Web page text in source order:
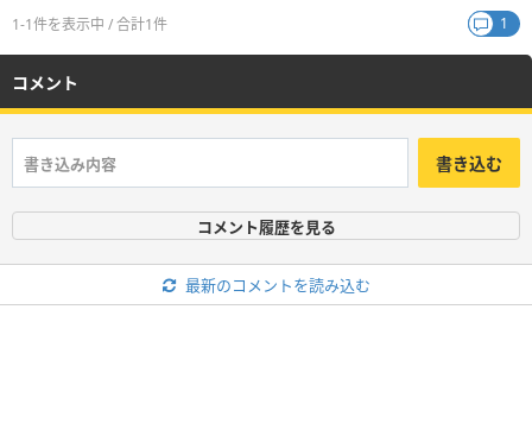
1-1件を表示中 / 合計1件 1
コメント
書き込む
コメント履歴を見る
最新のコメントを読み込む